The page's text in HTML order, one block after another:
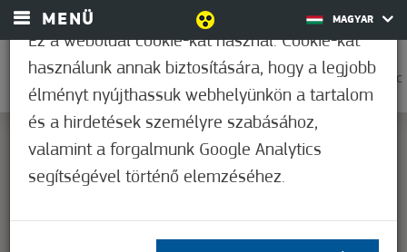
MENÜ MAGYAR
0
32,2°C
This page can't load Google Maps correctly.
Do you own this website? OK
Ez a weboldal cookie-kat használ. Cookie-kat
használunk annak biztosítására, hogy a legjobb
élményt nyújthassuk webhelyünkön a tartalom
és a hirdetések személyre szabásához,
valamint a forgalmunk Google Analytics
segítségével történő elemzéséhez.